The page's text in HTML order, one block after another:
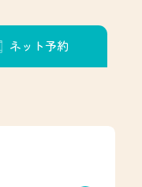
ネット予約